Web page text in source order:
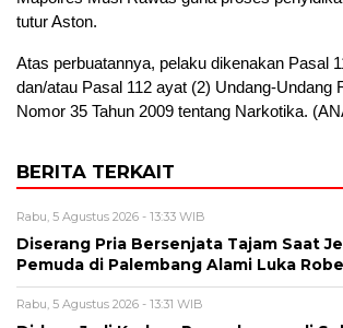
tutur Aston.
Atas perbuatannya, pelaku dikenakan Pasal
dan/atau Pasal 112 ayat (2) Undang-Undang
Nomor 35 Tahun 2009 tentang Narkotika.
BERITA TERKAIT
Rabu, 5 Agustus 2026 - 13:33 WIB
Diserang Pria Bersenjata Tajam Saat
Pemuda di Palembang Alami Luka
Rabu, 5 Agustus 2026 - 13:31 WIB